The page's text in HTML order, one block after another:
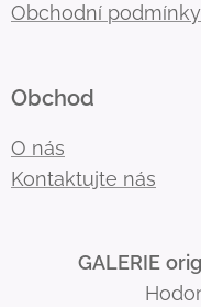
Obchodní podmínky
Obchod
O nás
Kontaktujte nás
GALERIE